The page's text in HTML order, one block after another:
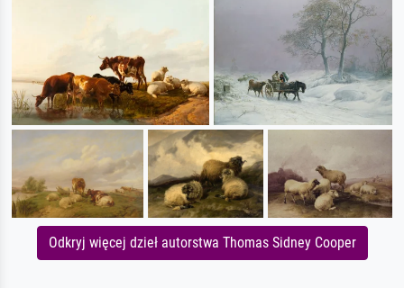
Odkryj więcej dzieł autorstwa Thomas Sidney Cooper